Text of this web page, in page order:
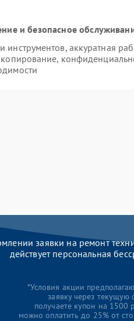
и безопасное
аккуратная
заявки на ремонт
действует персональная
*Условия акции
заявку через
получаете купон на 1500
можно оплатить до 25% от